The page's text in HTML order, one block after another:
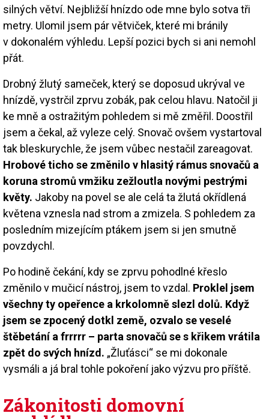
silných větví. Nejbližší hnízdo ode mne bylo sotva tři
metry. Ulomil jsem pár větviček, které mi bránily
v dokonalém výhledu. Lepší pozici bych si ani nemohl
přát.
Drobný žlutý sameček, který se doposud ukrýval ve
hnízdě, vystrčil zprvu zobák, pak celou hlavu. Natočil ji
ke mně a ostražitým pohledem si mě změřil. Doostřil
jsem a čekal, až vyleze celý. Snovač ovšem vystartoval
tak bleskurychle, že jsem vůbec nestačil zareagovat.
Hrobové ticho se změnilo v hlasitý rámus snovačů a
koruna stromů vmžiku zežloutla novými pestrými
květy. Jakoby na povel se ale celá ta žlutá okřídlená
květena vznesla nad strom a zmizela. S pohledem za
posledním mizejícím ptákem jsem si jen smutně
povzdychl.
Po hodině čekání, kdy se zprvu pohodlné křeslo
změnilo v mučicí nástroj, jsem to vzdal. Proklel jsem
všechny ty opeřence a krkolomně slezl dolů. Když
jsem se zpocený dotkl země, ozvalo se veselé
štěbetání a frrrrr – parta snovačů se s křikem vrátila
zpět do svých hnízd. „Žluťásci“ se mi dokonale
vysmáli a já bral tohle pokoření jako výzvu pro příště.
Zákonitosti domovní